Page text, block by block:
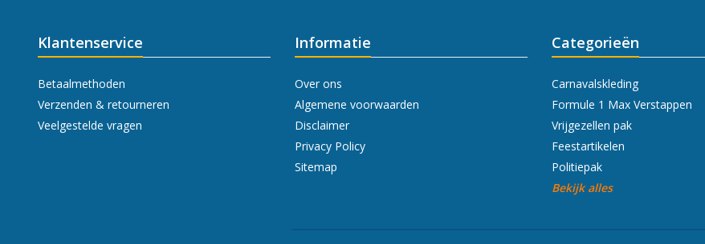
Klantenservice
Betaalmethoden
Verzenden & retourneren
Veelgestelde vragen
Informatie
Over ons
Algemene voorwaarden
Disclaimer
Privacy Policy
Sitemap
Categorieën
Carnavalskleding
Formule 1 Max Verstappen
Vrijgezellen pak
Feestartikelen
Politiepak
Bekijk alles